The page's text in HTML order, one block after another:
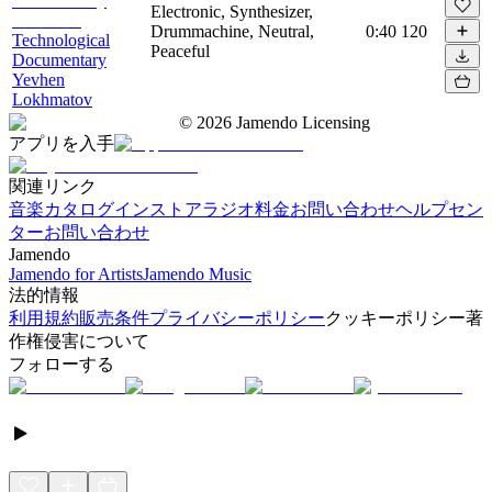
Technological
Documentary
Yevhen
Lokhmatov
Electronic, Synthesizer,
Drummachine, Neutral,
Peaceful
0:40 120
© 2026 Jamendo Licensing
アプリを入手
関連リンク
音楽カタログインストアラジオ料金お問い合わせヘルプセン
ターお問い合わせ
Jamendo
Jamendo for ArtistsJamendo Music
法的情報
利用規約販売条件プライバシーポリシークッキーポリシー著
作権侵害について
フォローする